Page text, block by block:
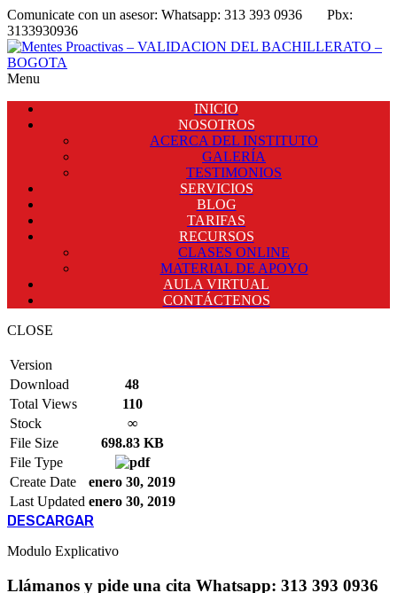
Comunicate con un asesor: Whatsapp: 313 393 0936 Pbx:
3133930936
Menu
INICIO
NOSOTROS
ACERCA DEL INSTITUTO
GALERÍA
TESTIMONIOS
SERVICIOS
BLOG
TARIFAS
RECURSOS
CLASES ONLINE
MATERIAL DE APOYO
AULA VIRTUAL
CONTÁCTENOS
CLOSE
Version
Download
48
Total Views
110
Stock
∞
File Size
698.83 KB
File Type
Create Date
enero 30, 2019
Last Updated enero 30, 2019
DESCARGAR
Modulo Explicativo
Llámanos y pide una cita Whatsapp: 313 393 0936